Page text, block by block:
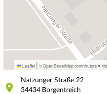
Leaflet | © OpenStreetMap contributors ♥,
Natzunger Straße 22
34434 Borgentreich